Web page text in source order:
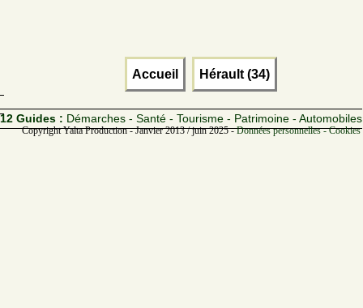
Accueil Hérault (34)
12 Guides : Démarches - Santé - Tourisme - Patrimoine - Automobiles
Copyright Yalta Production - Janvier 2013 / juin 2025 -Données personnelles -